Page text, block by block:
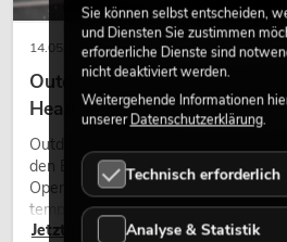
14.05.2026
Outdoor Moving-Heads:
Heads bei Events
Outdoor Moving-Heads sind
den Einsatz im Freien. Sie werden
Open-Air-Konzerten,
temporären Außeninstallationen
Jetzt lesen
Sie können selbst entscheiden,
und Diensten Sie zustimmen
erforderliche Dienste sind
nicht deaktiviert werden.
Weitergehende Informationen
unsererDatenschutzerklärung.
Technisch erforderlich
Analyse & Statistik